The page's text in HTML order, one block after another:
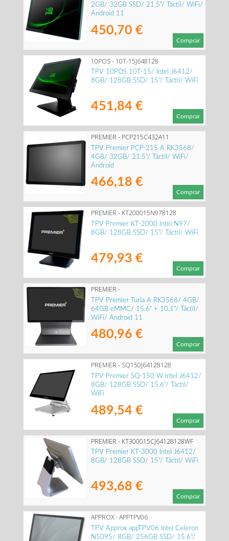
2GB/ 32GB SSD/ 21.5"/ Táctil/ WiFi/
Android 11
450,70 €
Comprar
10POS - 10T-15J648128
TPV 10POS 10T-15/ Intel J6412/
8GB/ 128GB SSD/ 15"/ Táctil/ WiFi
451,84 €
Comprar
PREMIER - PCP215C432A11
TPV Premier PCP-215 A RK3568/
4GB/ 32GB/ 21.5"/ Táctil/ WiFi/
Android
466,18 €
Comprar
PREMIER - KT200015N978128
TPV Premier KT-2000 Intel N97/
8GB/ 128GB SSD/ 15"/ Táctil/ WiFi
479,93 €
Comprar
PREMIER -
TURIA156RK35684642ND10G
TPV Premier Turia A RK3568/ 4GB/
64GB eMMC/ 15.6" + 10.1"/ Táctil/
WiFi/ Android 11
480,96 €
Comprar
PREMIER - SQ150J64128128
TPV Premier SQ-150 W Intel J6412/
8GB/ 128GB SSD/ 15.6"/ Táctil/
WiFi
489,54 €
Comprar
PREMIER - KT300015CJ64128128WF
TPV Premier KT-3000 Intel J6412/
8GB/ 128GB SSD/ 15"/ Táctil/ WiFi
493,68 €
Comprar
APPROX - APPTPV06
TPV Approx appTPV06 Intel Celeron
N5095/ 8GB/ 256GB SSD/ 15.6"/